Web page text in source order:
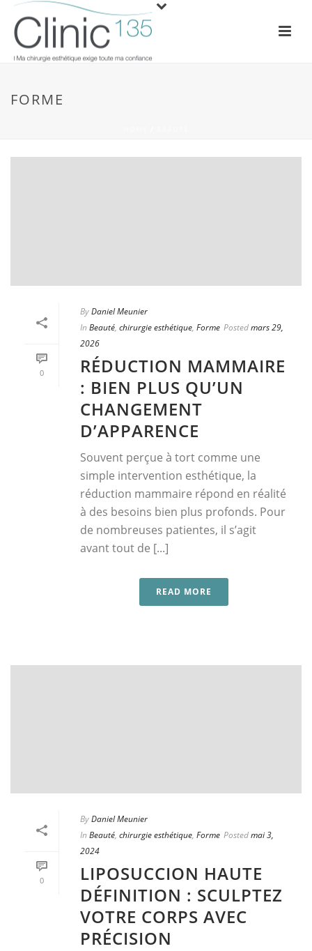
FORME
0
ByDaniel Meunier
In Beauté, chirurgie esthétique, Forme Postedmars 29,
2026
RÉDUCTION MAMMAIRE
: BIEN PLUS QU’UN
CHANGEMENT
D’APPARENCE
Souvent perçue à tort comme une
simple intervention esthétique, la
réduction mammaire répond en réalité
à des besoins bien plus profonds. Pour
de nombreuses patientes, il s’agit
avant tout de [...]
READ MORE
0
ByDaniel Meunier
In Beauté, chirurgie esthétique, Forme Postedmai 3,
2024
LIPOSUCCION HAUTE
DÉFINITION : SCULPTEZ
VOTRE CORPS AVEC
PRÉCISION